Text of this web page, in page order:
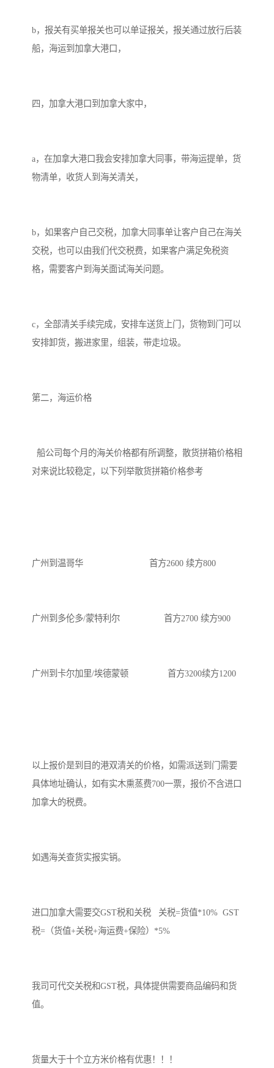
b，报关有买单报关也可以单证报关，报关通过放行后装
船，海运到加拿大港口，
四，加拿大港口到加拿大家中，
a，在加拿大港口我会安排加拿大同事，带海运提单，货
物清单，收货人到海关清关，
b，如果客户自己交税，加拿大同事单让客户自己在海关
交税，也可以由我们代交税费，如果客户满足免税资
格，需要客户到海关面试海关问题。
c，全部清关手续完成，安排车送货上门，货物到门可以
安排卸货，搬进家里，组装，带走垃圾。
第二，海运价格
船公司每个月的海关价格都有所调整，散货拼箱价格相
对来说比较稳定，以下列举散货拼箱价格参考
广州到温哥华 首方2600 续方800
广州到多伦多/蒙特利尔 首方2700 续方900
广州到卡尔加里/埃德蒙顿 首方3200续方1200
以上报价是到目的港双清关的价格，如需派送到门需要
具体地址确认，如有实木熏蒸费700一票，报价不含进口
加拿大的税费。
如遇海关查货实报实销。
进口加拿大需要交GST税和关税 关税=货值*10% GST
税=（货值+关税+海运费+保险）*5%
我司可代交关税和GST税，具体提供需要商品编码和货
值。
货量大于十个立方米价格有优惠！！！